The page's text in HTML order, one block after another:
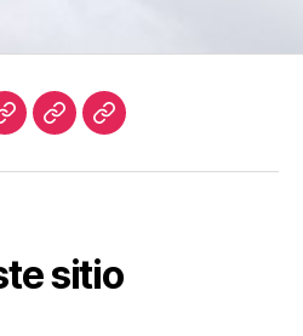
Join AccesoBiblioteca
sitio